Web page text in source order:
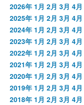
2026年 1月 2月 3月 4月
2025年 1月 2月 3月 4月
2024年 1月 2月 3月 4月
2023年 1月 2月 3月 4月
2022年 1月 2月 3月 4月
2021年 1月 2月 3月 4月
2020年 1月 2月 3月 4月
2019年 1月 2月 3月 4月
2018年 1月 2月 3月 4月